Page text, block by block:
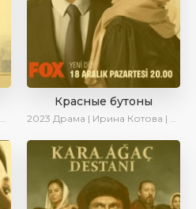
Красные бутоны
2023 Драма | Ирина Котова | Сериалы 2023